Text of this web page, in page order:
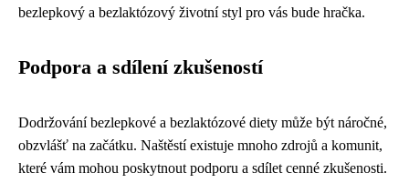
bezlepkový a bezlaktózový životní styl pro vás bude hračka.
Podpora a sdílení zkušeností
Dodržování bezlepkové a bezlaktózové diety může být náročné,
obzvlášť na začátku. Naštěstí existuje mnoho zdrojů a komunit,
které vám mohou poskytnout podporu a sdílet cenné zkušenosti.